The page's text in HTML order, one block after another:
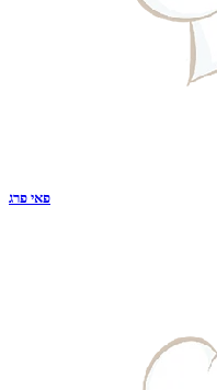
פאי פרג